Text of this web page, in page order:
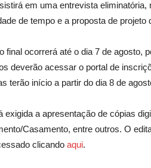
em uma entrevista eliminatória,
de tempo e a proposta de projeto
final ocorrerá até o dia 7 de agosto,
deverão acessar o portal de
terão início a partir do dia 8 de
exigida a apresentação de cópias
Casamento, entre outros. O
clicando aqui.